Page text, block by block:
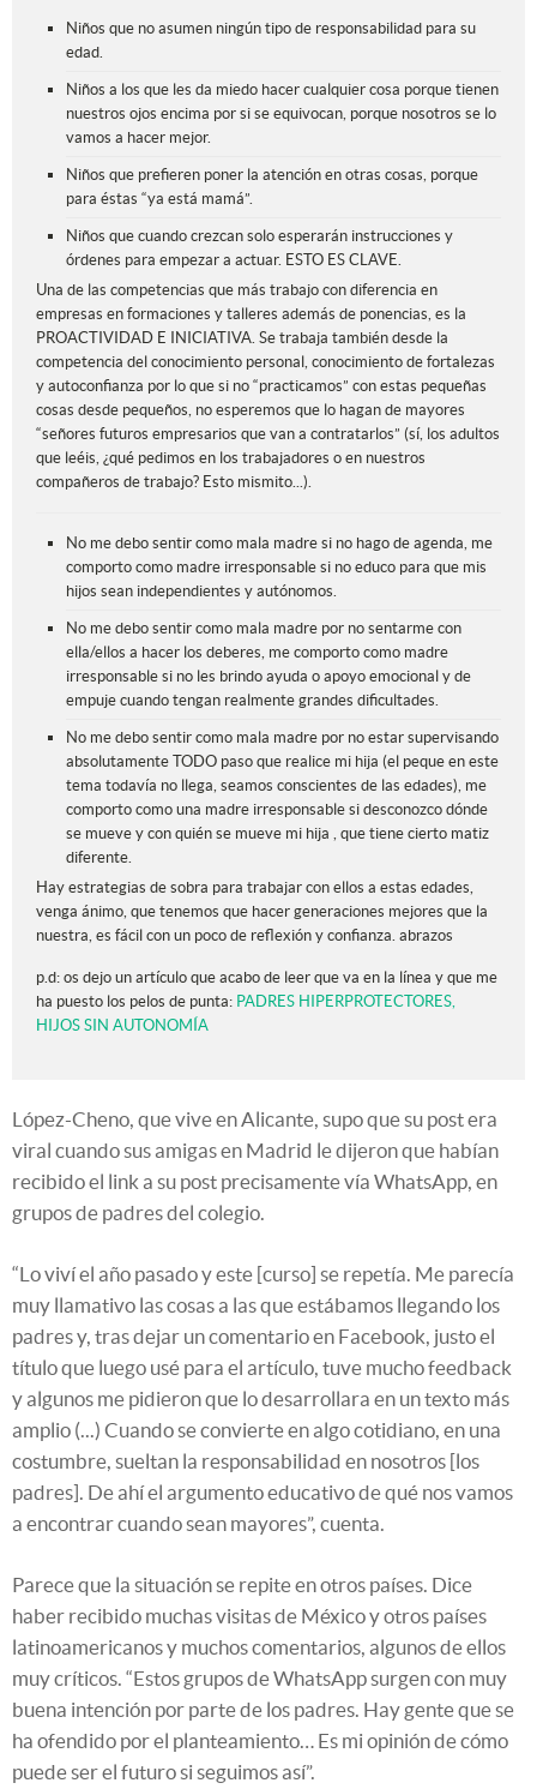
Niños que no asumen ningún tipo de responsabilidad para su
edad.
Niños a los que les da miedo hacer cualquier cosa porque tienen
nuestros ojos encima por si se equivocan, porque nosotros se lo
vamos a hacer mejor.
Niños que prefieren poner la atención en otras cosas, porque
para éstas “ya está mamá”.
Niños que cuando crezcan solo esperarán instrucciones y
órdenes para empezar a actuar. ESTO ES CLAVE.
Una de las competencias que más trabajo con diferencia en
empresas en formaciones y talleres además de ponencias, es la
PROACTIVIDAD E INICIATIVA. Se trabaja también desde la
competencia del conocimiento personal, conocimiento de fortalezas
y autoconfianza por lo que si no “practicamos” con estas pequeñas
cosas desde pequeños, no esperemos que lo hagan de mayores
“señores futuros empresarios que van a contratarlos” (sí, los adultos
que leéis, ¿qué pedimos en los trabajadores o en nuestros
compañeros de trabajo? Esto mismito...).
No me debo sentir como mala madre si no hago de agenda, me
comporto como madre irresponsable si no educo para que mis
hijos sean independientes y autónomos.
No me debo sentir como mala madre por no sentarme con
ella/ellos a hacer los deberes, me comporto como madre
irresponsable si no les brindo ayuda o apoyo emocional y de
empuje cuando tengan realmente grandes dificultades.
No me debo sentir como mala madre por no estar supervisando
absolutamente TODO paso que realice mi hija (el peque en este
tema todavía no llega, seamos conscientes de las edades), me
comporto como una madre irresponsable si desconozco dónde
se mueve y con quién se mueve mi hija , que tiene cierto matiz
diferente.
Hay estrategias de sobra para trabajar con ellos a estas edades,
venga ánimo, que tenemos que hacer generaciones mejores que la
nuestra, es fácil con un poco de reflexión y confianza. abrazos
p.d: os dejo un artículo que acabo de leer que va en la línea y que me
ha puesto los pelos de punta: PADRES HIPERPROTECTORES,
HIJOS SIN AUTONOMÍA
López-Cheno, que vive en Alicante, supo que su post era
viral cuando sus amigas en Madrid le dijeron que habían
recibido el link a su post precisamente vía WhatsApp, en
grupos de padres del colegio.
“Lo viví el año pasado y este [curso] se repetía. Me parecía
muy llamativo las cosas a las que estábamos llegando los
padres y, tras dejar un comentario en Facebook, justo el
título que luego usé para el artículo, tuve mucho feedback
y algunos me pidieron que lo desarrollara en un texto más
amplio (...) Cuando se convierte en algo cotidiano, en una
costumbre, sueltan la responsabilidad en nosotros [los
padres]. De ahí el argumento educativo de qué nos vamos
a encontrar cuando sean mayores”, cuenta.
Parece que la situación se repite en otros países. Dice
haber recibido muchas visitas de México y otros países
latinoamericanos y muchos comentarios, algunos de ellos
muy críticos. “Estos grupos de WhatsApp surgen con muy
buena intención por parte de los padres. Hay gente que se
ha ofendido por el planteamiento… Es mi opinión de cómo
puede ser el futuro si seguimos así”.